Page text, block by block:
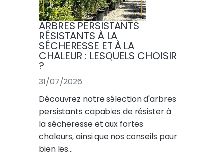
ARBRES PERSISTANTS
RÉSISTANTS À LA
SÉCHERESSE ET À LA
CHALEUR : LESQUELS CHOISIR
?
31/07/2026
Découvrez notre sélection d'arbres
persistants capables de résister à
la sécheresse et aux fortes
chaleurs, ainsi que nos conseils pour
bien les…